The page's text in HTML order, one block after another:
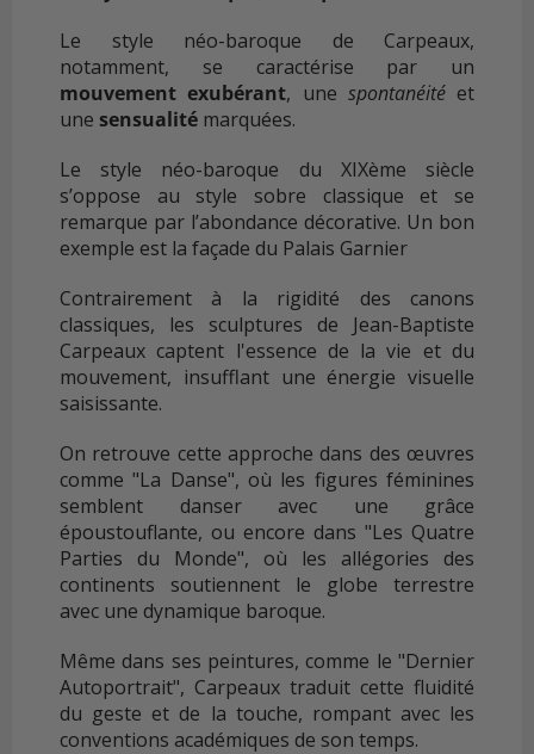
Le style néo-baroque de Carpeaux,
notamment, se caractérise par un
mouvement exubérant, une spontanéitéet
une sensualité marquées.
Le style néo-baroque du XIXème siècle
s’oppose au style sobre classique et se
remarque par l’abondance décorative. Un bon
exemple est la façade du Palais Garnier
Contrairement à la rigidité des canons
classiques, les sculptures de Jean-Baptiste
Carpeaux captent l'essence de la vie et du
mouvement, insufflant une énergie visuelle
saisissante.
On retrouve cette approche dans des œuvres
comme "La Danse", où les figures féminines
semblent danser avec une grâce
époustouflante, ou encore dans "Les Quatre
Parties du Monde", où les allégories des
continents soutiennent le globe terrestre
avec une dynamique baroque.
Même dans ses peintures, comme le "Dernier
Autoportrait", Carpeaux traduit cette fluidité
du geste et de la touche, rompant avec les
conventions académiques de son temps.